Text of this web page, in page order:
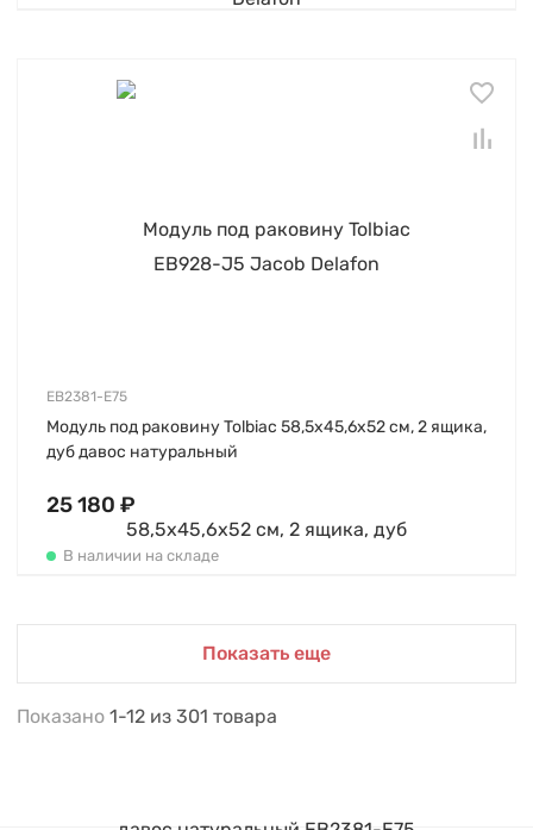
EB2381-E75
Модуль под раковину Tolbiac 58,5х45,6х52 см, 2 ящика,
дуб давос натуральный
25 180 ₽
В наличии на складе
Показать еще
Показано 1-12 из 301 товара